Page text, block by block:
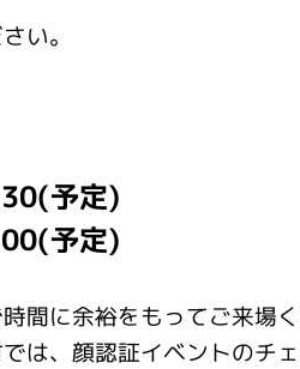
い。
予定)
予定)
間に余裕をもってご来場く
は、顔認証イベントのチ